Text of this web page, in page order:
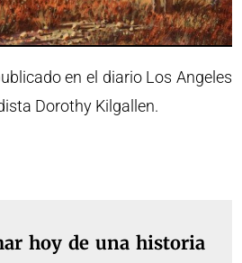
en el diario Los Angeles
Dorothy Kilgallen.
hoy de una historia